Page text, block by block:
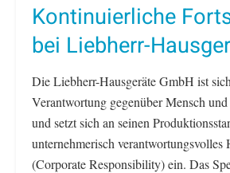
Kontinuierliche
bei Liebherr-
Die Liebherr-Hausgeräte GmbH ist
Verantwortung gegenüber Mensch
und setzt sich an seinen
unternehmerisch verantwortungsvolles
(Corporate Responsibility) ein. Das